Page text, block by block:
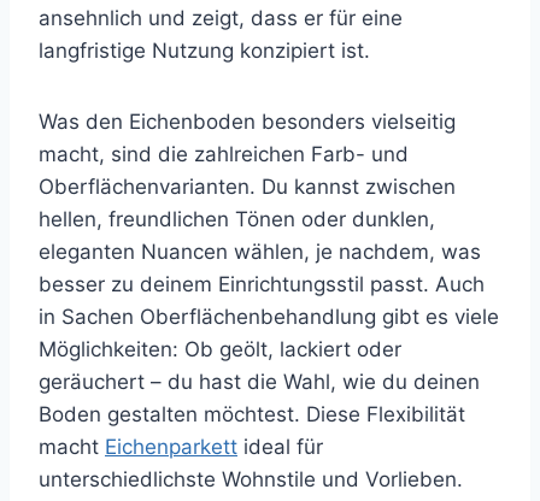
ansehnlich und zeigt, dass er für eine
langfristige Nutzung konzipiert ist.
Was den Eichenboden besonders vielseitig
macht, sind die zahlreichen Farb- und
Oberflächenvarianten. Du kannst zwischen
hellen, freundlichen Tönen oder dunklen,
eleganten Nuancen wählen, je nachdem, was
besser zu deinem Einrichtungsstil passt. Auch
in Sachen Oberflächenbehandlung gibt es viele
Möglichkeiten: Ob geölt, lackiert oder
geräuchert – du hast die Wahl, wie du deinen
Boden gestalten möchtest. Diese Flexibilität
macht Eichenparkett ideal für
unterschiedlichste Wohnstile und Vorlieben.